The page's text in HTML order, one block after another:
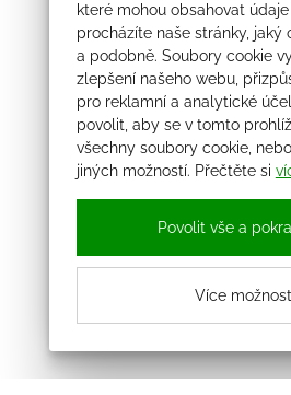
které mohou obsahovat
procházíte naše stránky, jaký
a podobně. Soubory cookie
zlepšení našeho webu,
pro reklamní a analytické
povolit, aby se v tomto
všechny soubory cookie,
jiných možností. Přečtěte si
Povolit vše a
Více